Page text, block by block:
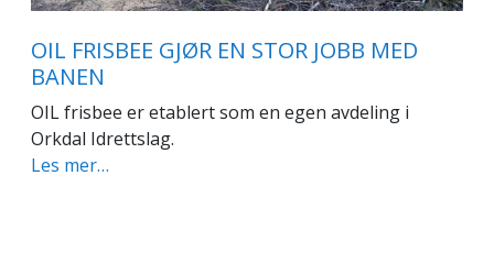
OIL FRISBEE GJØR EN STOR JOBB MED
BANEN
OIL frisbee er etablert som en egen avdeling i
Orkdal Idrettslag.
Les mer…